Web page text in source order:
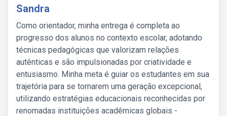
Sandra
Como orientador, minha entrega é completa ao
progresso dos alunos no contexto escolar, adotando
técnicas pedagógicas que valorizam relações
autênticas e são impulsionadas por criatividade e
entusiasmo. Minha meta é guiar os estudantes em sua
trajetória para se tornarem uma geração excepcional,
utilizando estratégias educacionais reconhecidas por
renomadas instituições acadêmicas globais -